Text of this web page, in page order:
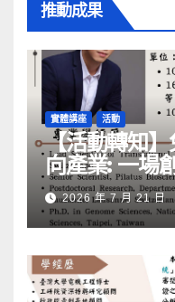
推動成果
實體講座 活動
【活動轉知
向產業: ⼀場
旅程」
2026 年 7 月 21 日